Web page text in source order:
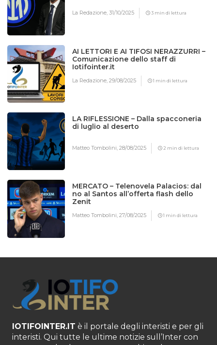
La Redazione,31/10/2025 3 min di lettura
AI LETTORI E AI TIFOSI NERAZZURRI –
Comunicazione dello staff di
Iotifointer.it
La Redazione,29/08/2025 1 min di lettura
LA RIFLESSIONE – Dalla spacconeria
di luglio al deserto
Matteo Tombolini,28/08/2025 2 min di lettura
MERCATO – Telenovela Palacios: dal
no al Santos all’offerta flash dello
Zenit
Matteo Tombolini,27/08/2025 1 min di lettura
IOTIFOINTER.IT è il portale degli interisti e per gli
interisti. Qui tutte le ultime notizie sull’Inter con